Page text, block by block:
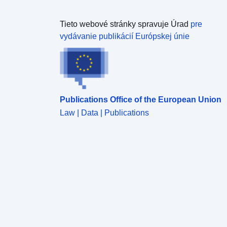
Tieto webové stránky spravuje Úrad pre
vydávanie publikácií Európskej únie
Publications Office of the European Union
Law | Data | Publications